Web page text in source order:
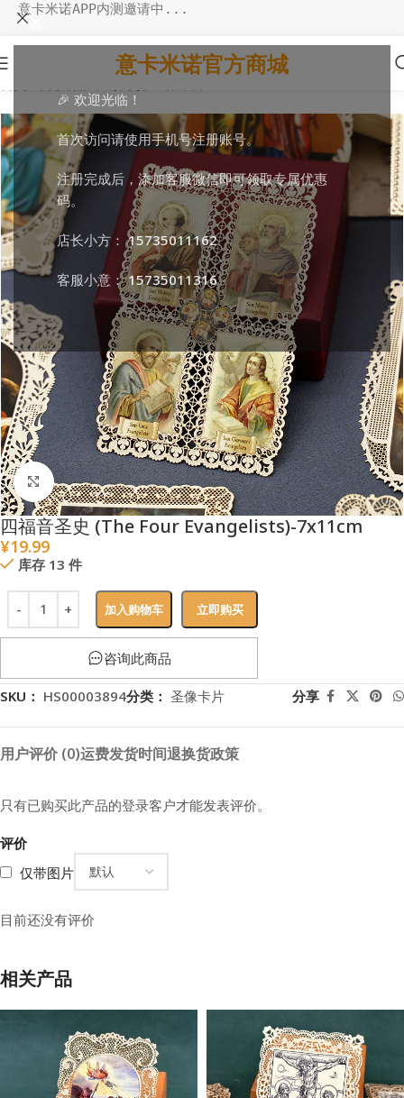
🎉 欢迎光临！
首次访问请使用手机号注册账号。
注册完成后，添加客服微信即可领取专属优惠
码。
店长小方：15735011162
客服小意：15735011316
意卡米诺APP内测邀请中...
意卡米诺官方商城
点击放大
四福音圣史 (The Four Evangelists)-7x11cm
¥19.99
库存 13 件
加入购物车 立即购买
咨询此商品
SKU： HS00003894分类： 圣像卡片 分享
用户评价 (0)运费发货时间退换货政策
评价
仅带图片
目前还没有评价
只有已购买此产品的登录客户才能发表评价。
相关产品